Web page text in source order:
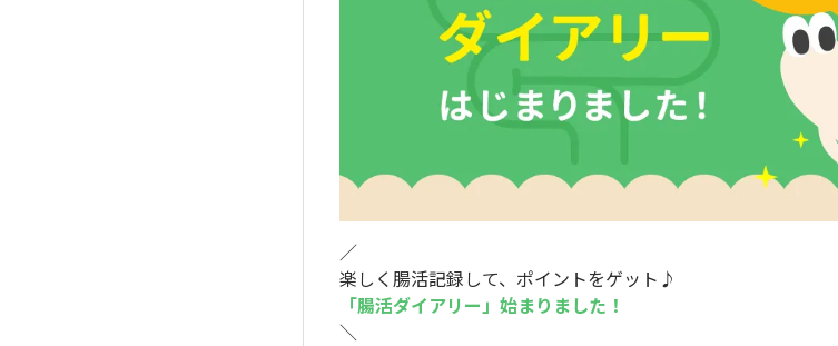
／
楽しく腸活記録して、ポイントをゲット♪
「腸活ダイアリー」始まりました！
＼